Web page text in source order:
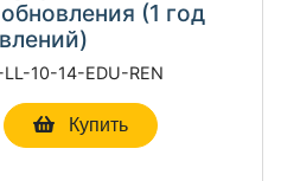
(1 год
LL-10-14-EDU-REN
Купить